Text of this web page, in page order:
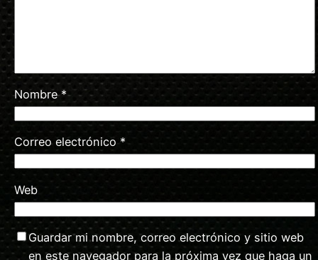
Nombre*
Correo electrónico*
Web
Guardar mi nombre, correo electrónico y sitio web
en este navegador para la próxima vez que haga un